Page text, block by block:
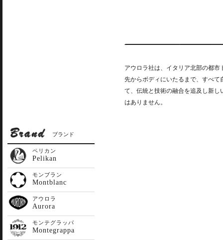
アウロラ社は、イタリア北部の都
先からボディにいたるまで、すべて
て、伝統と技術の融合を追及し新
はありません。
ブランド
ペリカン
Pelikan
モンブラン
Montblanc
アウロラ
Aurora
モンテグラッパ
Montegrappa